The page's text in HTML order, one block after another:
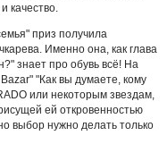
качество.
приз получила
Именно она, как глава
знает про обувь всё! На
"Как вы думаете, кому
или некоторым звездам,
ей откровенностью
выбор нужно делать только